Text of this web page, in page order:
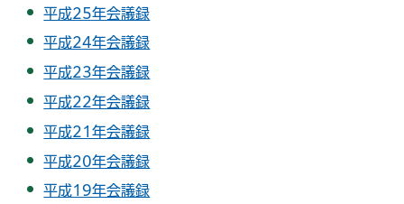
平成25年会議録
平成24年会議録
平成23年会議録
平成22年会議録
平成21年会議録
平成20年会議録
平成19年会議録